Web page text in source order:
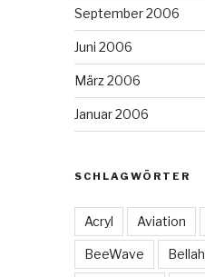
September 2006
Juni 2006
März 2006
Januar 2006
SCHLAGWÖRTER
Acryl Aviation
BeeWave Bellah